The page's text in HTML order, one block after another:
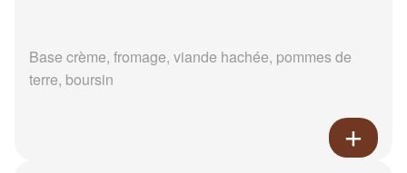
Base crème, fromage, viande hachée, pommes de
terre, boursin